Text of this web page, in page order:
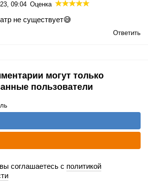
09:04 Оценка
не существует😅
Ответить
могут только
пользователи
соглашаетесь с политикой